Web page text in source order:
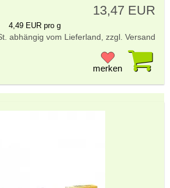
13,47 EUR
4,49 EUR pro g
abhängig vom Lieferland, zzgl. Versand
merken